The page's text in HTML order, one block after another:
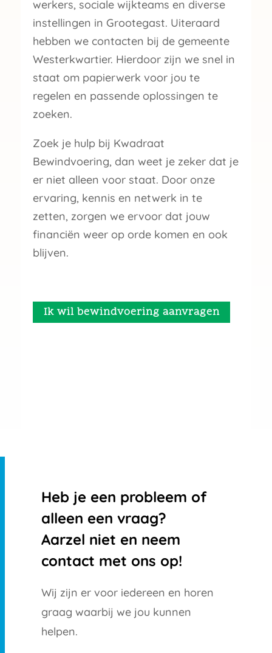
werkers, sociale wijkteams en diverse
instellingen in Grootegast. Uiteraard
hebben we contacten bij de gemeente
Westerkwartier. Hierdoor zijn we snel in
staat om papierwerk voor jou te
regelen en passende oplossingen te
zoeken.
Zoek je hulp bij Kwadraat
Bewindvoering, dan weet je zeker dat je
er niet alleen voor staat. Door onze
ervaring, kennis en netwerk in te
zetten, zorgen we ervoor dat jouw
financiën weer op orde komen en ook
blijven.
Ik wil bewindvoering aanvragen
Heb je een probleem of
alleen een vraag?
Aarzel niet en neem
contact met ons op!
Wij zijn er voor iedereen en horen
graag waarbij we jou kunnen
helpen.